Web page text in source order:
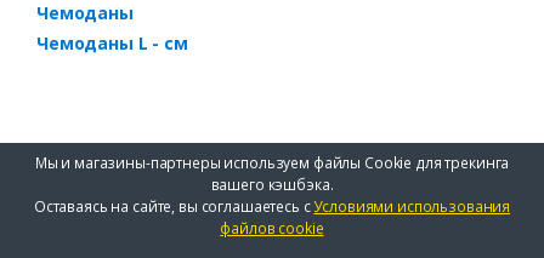
Чемоданы
Чемоданы L - см
Мы и магазины-партнеры используем файлы Cookie для трекинга
вашего кэшбэка.
Оставаясь на сайте, вы соглашаетесь сУсловиями использования
файлов cookie